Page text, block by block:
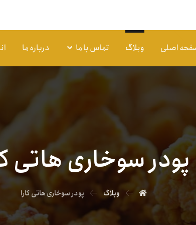
اصلی وبلاگ تماس با ما درباره ما
پودر سوخاری هاتی
وبلاگ پودر سوخاری هاتی کارا